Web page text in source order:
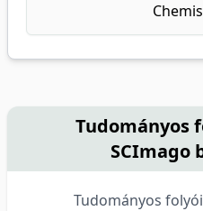
Tudományos
SCImago
Tudományos